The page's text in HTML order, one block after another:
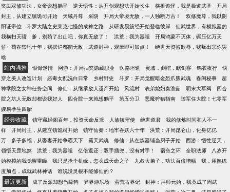
奖励双修功法，女帝说想躺平
逆天悟性：从开创观想法开始长生 横推诡怪，我是极道武圣
开局
封王，从建立镇诡司开始
天域丹尊 采阴 开局大帝境无敌，一人独断万古！
双修魔尊，我以阴
阳证帝位
斗罗大陆之史莱克七怪的成神之路 从研发易筋经开始登临彼岸
仙武世界，有模拟器的
我横扫天骄
爹，别苟了出山吧，你真无敌了！ 洪荒：我为器祖
开局鸿蒙不灭体，碾压亿万天
骄
苟在禁地十年，我摆烂都能无敌 武道封神，观摩即可加点！
绝世天资被欺辱，我叛出宗你哭
啥
站内强推 恨骨迷情 网游：开局抽奖隐藏职业 医路坦途 灵墟，剑棺，瞎剑客 锦衣夜行
快
穿之美人改造计划
恶毒女配洗白日常 乡村野史 斗罗：开局觉醒暗金恐爪熊武魂 春闺秘事
超
神学院之女神任务空间
修仙：从继承敌人遗产开始 风流村 表弟媳妇秦淮茹 明末大军阀
四合
院之坑人无数却都说我好人
四合院一来就想躺平 第五分卫 恶魔狩猎指南
随军住大院！七零军
嫂易孕生四胎
经典收藏 镇守藏经阁百年，投资天命反派 人族镇守使 绝世道君
我的修炼时间和人不一
样
开局封王，从建立镇诡司开始 镇守仙秦：地牢吞妖六十年
洪荒：开局昆仑山，化身亿亿
万
多子多福，从娶妻开始争霸天下 霸天武魂 修仙：从在炼器铺当厨子开始
西游：悟性逆天，
领悟天罡地煞
洪荒：我为器祖 亿倍返还：双手插兜，没有对手！ 宿命之环 全职法师
八岁开
始模拟的我觉醒重瞳
我只是抢个机缘，怎么成天命之子 九叔大弟子，功法百倍增幅
我，用熟练
度加点，成就武林神话
谁说没灵根不能修仙的？
最近更新 成了反派却想当舔狗 异界游乐场 蛮荒古界记
封神：拜师元始，我竟成了周武